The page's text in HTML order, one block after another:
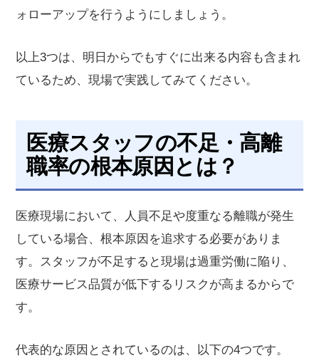
ォローアップを行うようにしましょう。
以上3つは、明日からでもすぐに出来る内容も含まれ
ているため、現場で実践してみてください。
医療スタッフの不足・高離
職率の根本原因とは？
医療現場において、人員不足や度重なる離職が発生
している場合、根本原因を追求する必要がありま
す。スタッフが不足すると現場は過重労働に陥り、
医療サービス品質が低下するリスクが高まるからで
す。
代表的な原因とされているのは、以下の4つです。